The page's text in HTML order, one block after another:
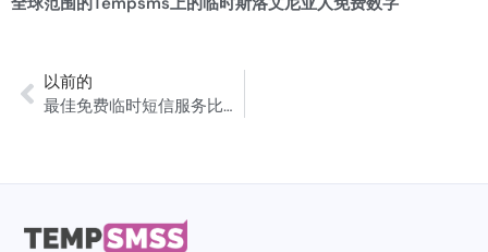
以前的
最佳免费临时短信服务比较：TempSMSS、TextNow 与 Google Voice (2026)